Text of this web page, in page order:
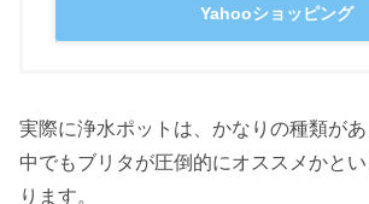
Yahooショッピング
実際に浄水ポットは、かなりの種類が
中でもブリタが圧倒的にオススメかと
ります。